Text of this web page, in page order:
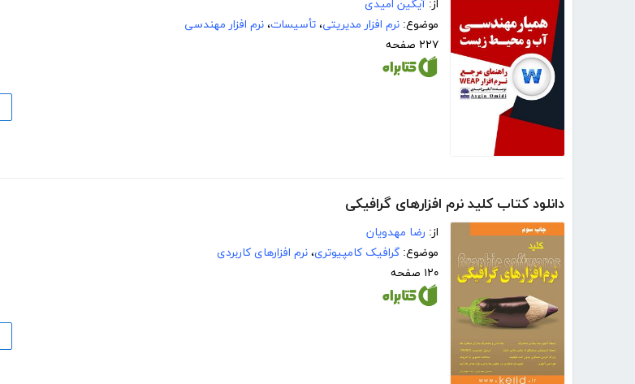
از: آیگین امیدی
موضوع: نرم افزار مدیریتی، تأسيسات، نرم افزار مهندسی
۲۲۷ صفحه
دانلود کتاب کلید نرم افزارهای گرافیکی
از: رضا مهدویان
موضوع: گرافیک کامپیوتری، نرم افزارهای کاربردی
۱۲۰ صفحه